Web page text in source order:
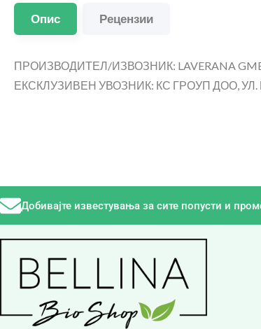
Опис Рецензии
ПРОИЗВОДИТЕЛ/ИЗВОЗНИК: LAVERANA
ЕКСКЛУЗИВЕН УВОЗНИК: КС ГРОУП ДОО,
Добивајте известувања за сите попусти и